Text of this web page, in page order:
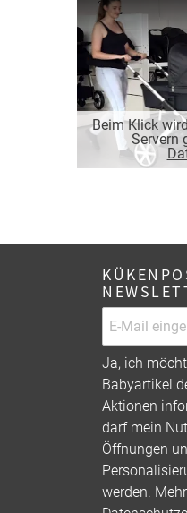
Beim Klick
Servern
Ja, ich
Aktionen
darf mein
Öffnungen
werden.